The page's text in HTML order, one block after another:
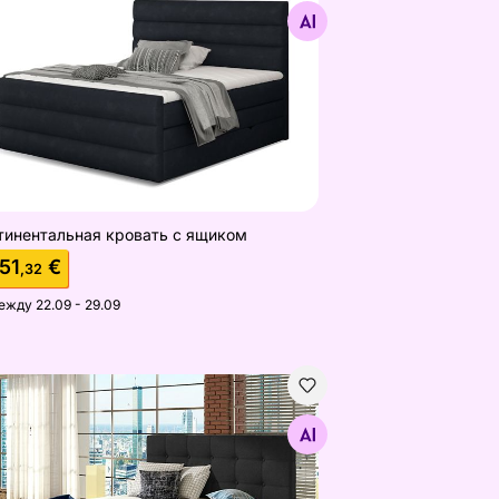
Найдите похожие
кровать с ящиком
,32 €
22.09 - 29.09
кровать
Найдите похожие